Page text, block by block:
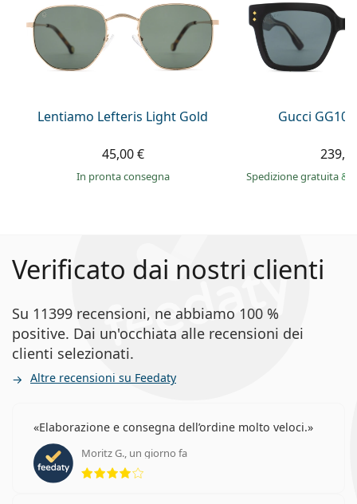
Lentiamo Lefteris Light Gold
45,00 €
in pronta consegna
Gucci
Spedizione gratuita&
Verificato dai nostri clienti
Su 11399 recensioni, ne abbiamo 100 %
positive. Dai un'occhiata alle recensioni dei
clienti selezionati.
Altre recensioni su Feedaty
Elaborazione e consegna dell’ordine molto veloci.
Moritz G., un giorno fa
valutazione 4 di 5